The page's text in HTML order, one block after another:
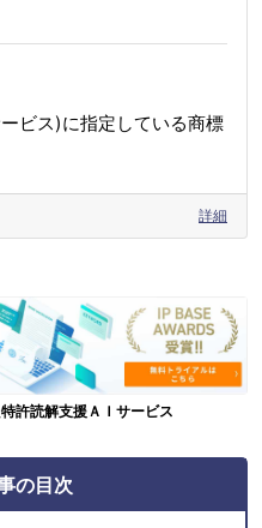
ビス)に指定している商標
詳細
許読解支援ＡＩサービス
の目次